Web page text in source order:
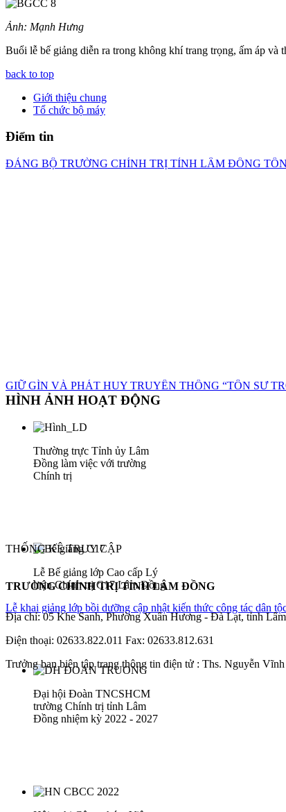
Ảnh: Mạnh Hưng
Buổi lễ bế giảng diễn ra trong không khí trang trọng, ấm áp và
back to top
Giới thiệu chung
Tổ chức bộ máy
Điểm tin
ĐẢNG BỘ TRƯỜNG CHÍNH TRỊ TỈNH LÂM ĐỒNG
GIỮ GÌN VÀ PHÁT HUY TRUYỀN THỐNG “TÔN SƯ
Lễ khai giảng lớp bồi dưỡng cập nhật kiến thức công tác dân
HÌNH ẢNH HOẠT ĐỘNG
Thường trực Tỉnh ủy Lâm
Đồng làm việc với trường
Chính trị
Lễ Bế giảng lớp Cao cấp Lý
luận Chính trị C17 Lâm Đồng
Đại hội Đoàn TNCSHCM
trường Chính trị tỉnh Lâm
Đồng nhiệm kỳ 2022 - 2027
THỐNG KÊ TRUY CẬP
TRƯỜNG CHÍNH TRỊ TỈNH LÂM ĐỒNG
Địa chỉ: 05 Khe Sanh, Phường Xuân Hương - Đà Lạt, tỉnh
Điện thoại: 02633.822.011 Fax: 02633.812.631
Trưởng ban biên tập trang thông tin điện tử : Ths. Nguyễn